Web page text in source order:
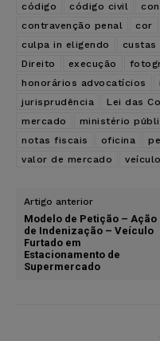
código
código civil
contravenção penal
cor
culpa in eligendo
custas
Direito
execução
honorários advocatícios
jurisprudência
Lei das
mercado
ministério
notas fiscais
oficina
valor de mercado
veículo
Artigo anterior
Modelo de Petição – Ação
de Indenização – Veículo
Furtado em
Estacionamento de
Supermercado